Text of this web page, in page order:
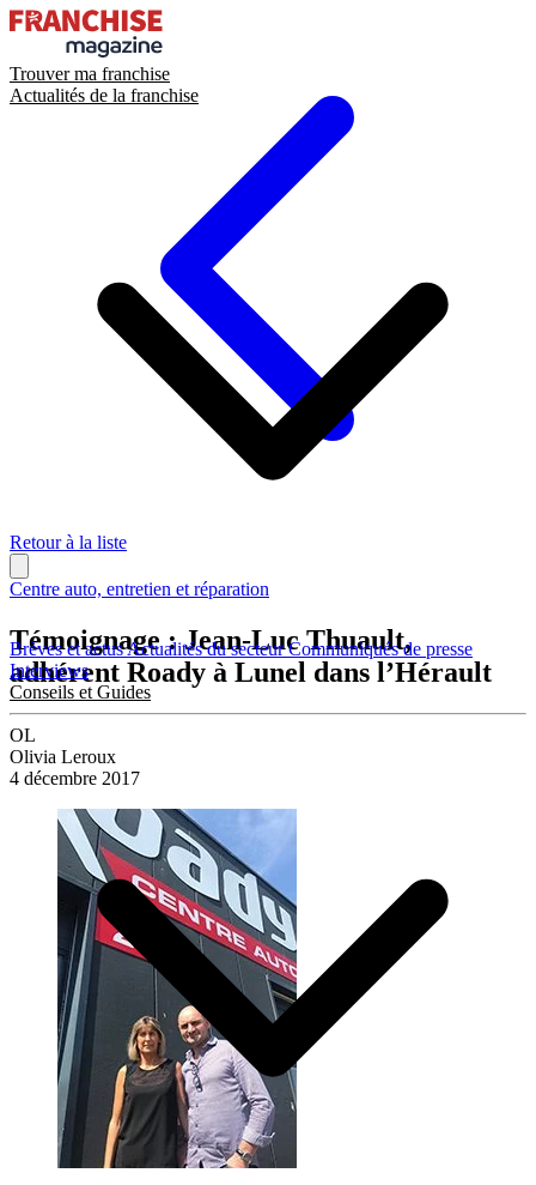
Trouver ma franchise
Actualités de la franchise
Brèves et actusActualités du secteurCommuniqués de presse
Interviews
Conseils et Guides
Retour à la liste
Centre auto, entretien et réparation
Témoignage : Jean-Luc Thuault,
adhérent Roady à Lunel dans l’Hérault
OL
Olivia Leroux
4 décembre 2017